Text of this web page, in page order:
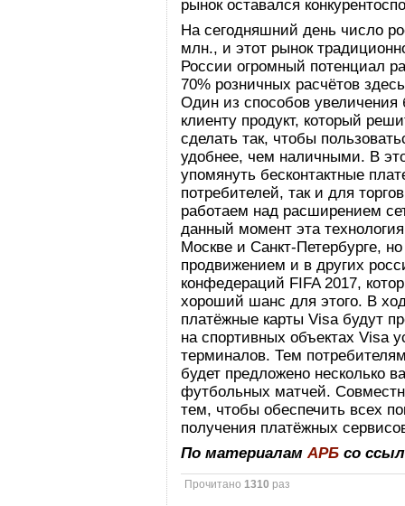
рынок оставался
На сегодняшний день число
млн., и этот рынок
России огромный потенциал
70% розничных расчётов
Один из способов
клиенту продукт, который
сделать так, чтобы
удобнее, чем наличными. В
упомянуть бесконтактные
потребителей, так и для
работаем над расширением
данный момент эта
Москве и Санкт-Петербурге,
продвижением и в других
конфедераций FIFA 2017,
хороший шанс для этого. В
платёжные карты Visa будут
на спортивных объектах Visa
терминалов. Тем
будет предложено несколько
футбольных матчей.
тем, чтобы обеспечить всех
получения платёжных
По материаламАРБ со
Прочитано1310 раз